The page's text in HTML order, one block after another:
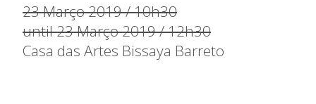
23 Março 2019 / 10h30
until 23 Março 2019 / 12h30
Casa das Artes Bissaya Barreto